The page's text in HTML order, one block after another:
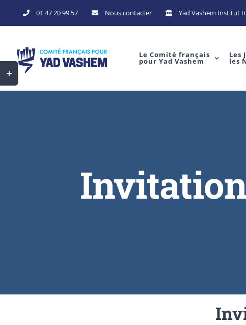
01 47 20 99 57 Nous contacter Yad Vashem Institut
Le Comité français
pour Yad Vashem
Les
les